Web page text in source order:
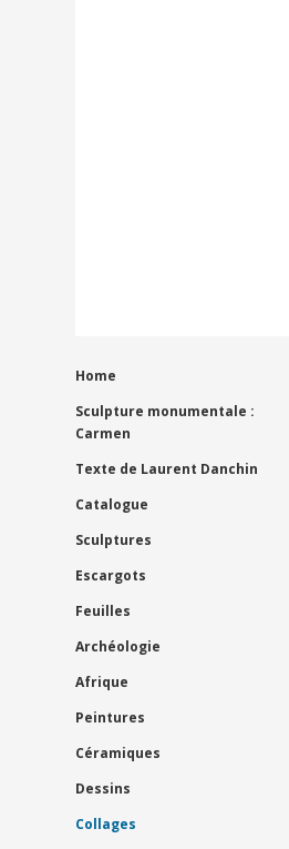
Home
Sculpture monumentale :
Carmen
Texte de Laurent Danchin
Catalogue
Sculptures
Escargots
Feuilles
Archéologie
Afrique
Peintures
Céramiques
Dessins
Collages